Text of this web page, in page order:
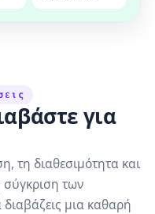
για
τη διαθεσιμότητα και
σύγκριση των
μια καθαρή